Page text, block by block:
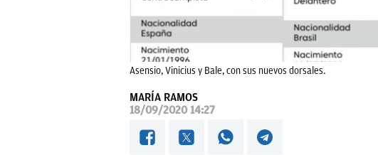
Asensio, Vinicius y Bale, con sus nuevos dorsales.
MARÍA RAMOS
18/09/2020 14:27